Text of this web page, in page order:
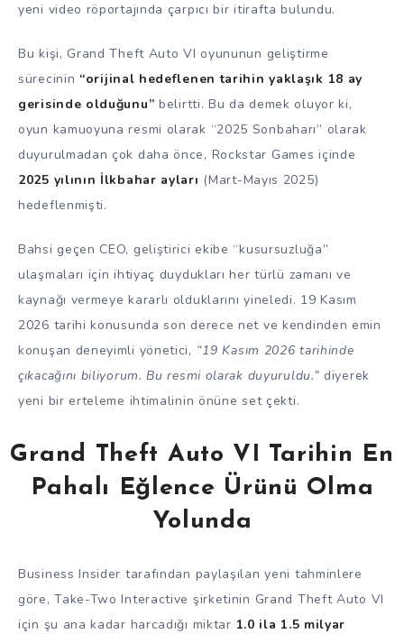
yeni video röportajında çarpıcı bir itirafta bulundu.
Bu kişi, Grand Theft Auto VI oyununun geliştirme
sürecinin “orijinal hedeflenen tarihin yaklaşık 18 ay
gerisinde olduğunu” belirtti. Bu da demek oluyor ki,
oyun kamuoyuna resmi olarak “2025 Sonbaharı” olarak
duyurulmadan çok daha önce, Rockstar Games içinde
2025 yılının İlkbahar ayları (Mart-Mayıs 2025)
hedeflenmişti.
Bahsi geçen CEO, geliştirici ekibe “kusursuzluğa”
ulaşmaları için ihtiyaç duydukları her türlü zamanı ve
kaynağı vermeye kararlı olduklarını yineledi. 19 Kasım
2026 tarihi konusunda son derece net ve kendinden emin
konuşan deneyimli yönetici, “19 Kasım 2026 tarihinde
çıkacağını biliyorum. Bu resmi olarak duyuruldu.” diyerek
yeni bir erteleme ihtimalinin önüne set çekti.
Grand Theft Auto VI Tarihin En
Pahalı Eğlence Ürünü Olma
Yolunda
Business Insider tarafından paylaşılan yeni tahminlere
göre, Take-Two Interactive şirketinin Grand Theft Auto VI
için şu ana kadar harcadığı miktar 1.0 ila 1.5 milyar